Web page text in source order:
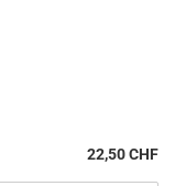
22,50 CHF